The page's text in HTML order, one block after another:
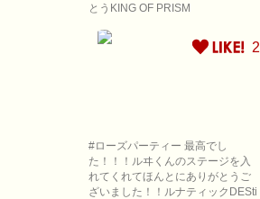
とうKING OF PRISM
2
#ローズパーティー 最高でし
た！！！ルヰくんのステージを入
れてくれてほんとにありがとうご
ざいました！！ルナティックDESti